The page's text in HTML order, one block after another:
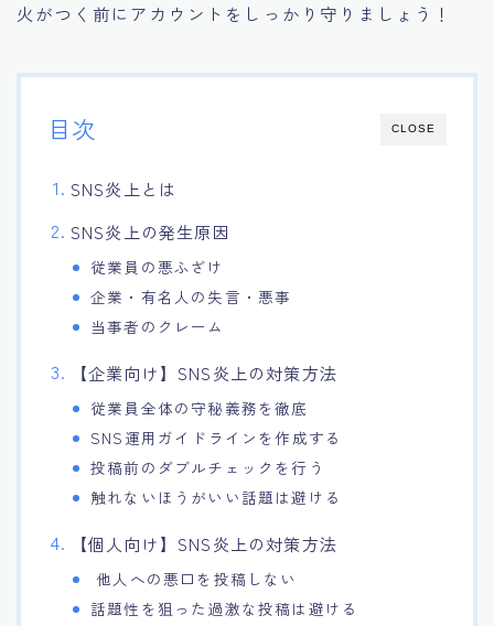
火がつく前にアカウントをしっかり守りましょう！
CLOSE
目次
SNS炎上とは
SNS炎上の発生原因
従業員の悪ふざけ
企業・有名人の失言・悪事
当事者のクレーム
【企業向け】SNS炎上の対策方法
従業員全体の守秘義務を徹底
SNS運用ガイドラインを作成する
投稿前のダブルチェックを行う
触れないほうがいい話題は避ける
【個人向け】SNS炎上の対策方法
他人への悪口を投稿しない
話題性を狙った過激な投稿は避ける